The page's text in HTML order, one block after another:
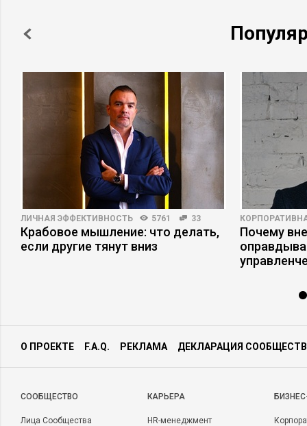
ЛИЧНАЯ ЭФФЕКТИВНОСТЬ 5761 33
Крабовое мышление: что делать,
если другие тянут вниз
Почему
О ПРОЕКТЕ F.A.Q. РЕКЛАМА ДЕКЛАРАЦИЯ
CООБЩЕСТВО
Лица Сообщества
КАРЬЕРА
HR-менеджмент